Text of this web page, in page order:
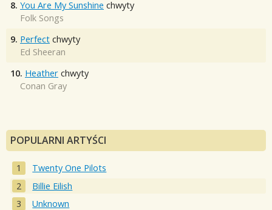
8. You Are My Sunshine chwyty
Folk Songs
9. Perfect chwyty
Ed Sheeran
10. Heather chwyty
Conan Gray
POPULARNI ARTYŚCI
Twenty One Pilots
Billie Eilish
Unknown